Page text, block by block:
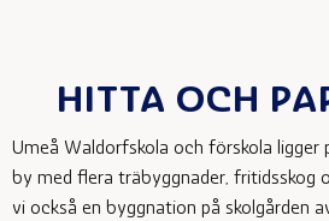
HITTA OCH
Umeå Waldorfskola och förskola ligger
by med flera träbyggnader, fritidsskog
vi också en byggnation på skolgården